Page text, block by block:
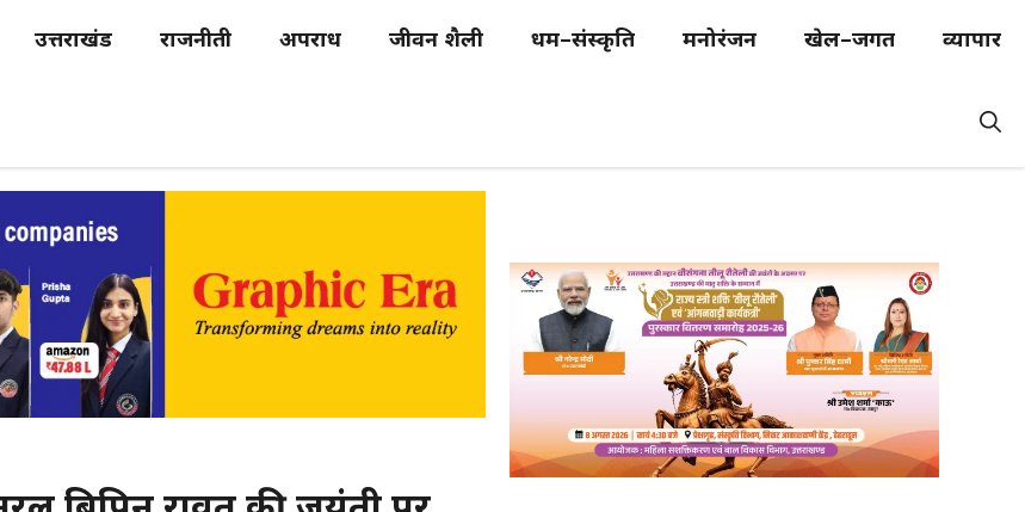
उत्तराखंड राजनीती अपराध जीवन शैली धर्म–संस्कृति मनोरंजन खेल–जगत व्यापार